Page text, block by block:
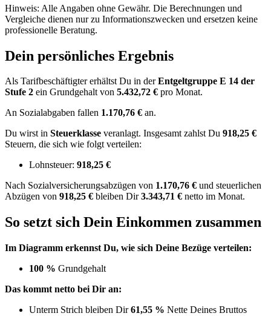
Hinweis: Alle Angaben ohne Gewähr. Die Berechnungen und
Vergleiche dienen nur zu Informationszwecken und ersetzen keine
professionelle Beratung.
Dein persönliches Ergebnis
Als Tarifbeschäftigter erhältst Du in derEntgeltgruppe E 14 der
Stufe 2 ein Grundgehalt von 5.432,72 € pro Monat.
An Sozialabgaben fallen 1.170,76 € an.
Du wirst in Steuerklasse veranlagt. Insgesamt zahlst Du 918,25 €
Steuern, die sich wie folgt verteilen:
Lohnsteuer: 918,25 €
Nach Sozialversicherungsabzügen von 1.170,76 € und steuerlichen
Abzügen von 918,25 € bleiben Dir3.343,71 € netto im Monat.
So setzt sich Dein Einkommen zusammen
Im Diagramm erkennst Du, wie sich Deine Bezüge verteilen:
100 % Grundgehalt
Das kommt netto bei Dir an:
Unterm Strich bleiben Dir61,55 % Nette Deines Bruttos